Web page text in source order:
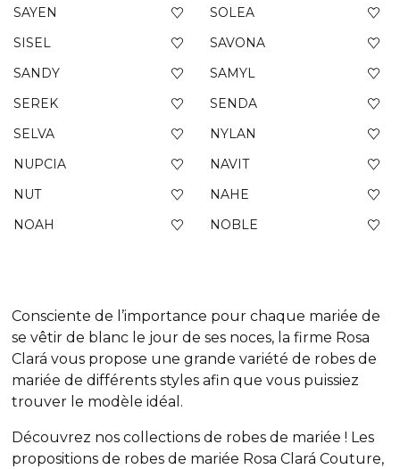
SAYEN
SOLEA
SISEL
SAVONA
SANDY
SAMYL
SEREK
SENDA
SELVA
NYLAN
NUPCIA
NAVIT
NUT
NAHE
NOAH
NOBLE
Consciente de l’importance pour chaque mariée de
se vêtir de blanc le jour de ses noces, la firme Rosa
Clará vous propose une grande variété de robes de
mariée de différents styles afin que vous puissiez
trouver le modèle idéal.
Découvrez nos collections de robes de mariée ! Les
propositions de robes de mariée Rosa Clará Couture,